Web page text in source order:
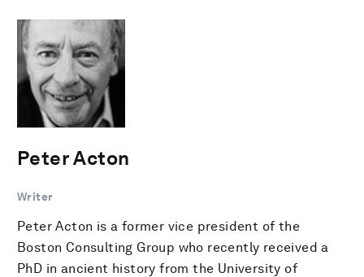
Peter Acton
Writer
Peter Acton is a former vice president of the
Boston Consulting Group who recently received a
PhD in ancient history from the University of